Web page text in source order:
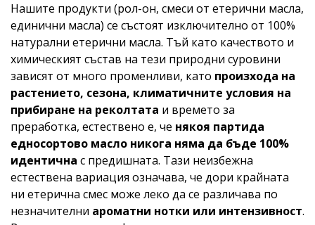
Нашите продукти (рол-он, смеси от етерични масла,
единични масла) се състоят изключително от 100%
натурални етерични масла. Тъй като качеството и
химическият състав на тези природни суровини
зависят от много променливи, като произхода на
растението, сезона, климатичните условия на
прибиране на реколтата и времето за
преработка, естествено е, че някоя партида
едносортово масло никога няма да бъде 100%
идентична с предишната. Тази неизбежна
естествена вариация означава, че дори крайната
ни етерична смес може леко да се различава по
незначителни ароматни нотки или интензивност.